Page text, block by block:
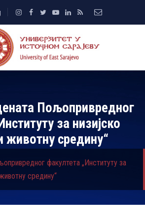
Пољопривредног
за низијско
животну средину“
факултета „Институту за
средину“